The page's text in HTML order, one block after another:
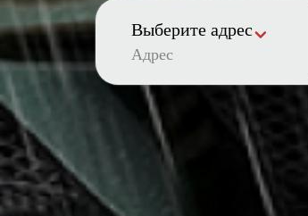
Выберите адрес
Адрес